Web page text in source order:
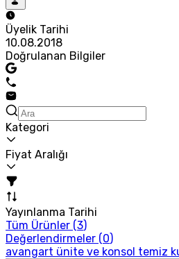
Üyelik Tarihi
10.08.2018
Doğrulanan Bilgiler
Kategori
Fiyat Aralığı
Yayınlanma Tarihi
Tüm Ürünler (3)
Değerlendirmeler (0)
avangart ünite ve konsol temiz